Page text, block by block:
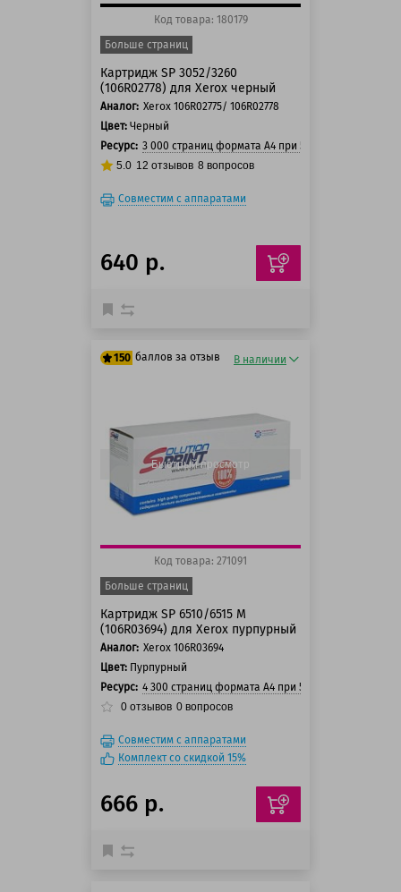
Код товара: 180179
Больше страниц
Картридж SP 3052/3260
(106R02778) для Xerox черный
Аналог: Xerox 106R02775/ 106R02778
Цвет: Черный
Ресурс: 3 000 страниц формата А4 при 5% заполнении
5.0 12 отзывов 8 вопросов
Совместим с аппаратами
640 р.
150 баллов за отзыв
150 баллов
В наличии
Быстрый просмотр
Код товара: 271091
Больше страниц
Картридж SP 6510/6515 M
(106R03694) для Xerox пурпурный
Аналог: Xerox 106R03694
Цвет: Пурпурный
Ресурс: 4 300 страниц формата А4 при 5% заполнении
0 отзывов 0 вопросов
Совместим с аппаратами
Комплект со скидкой 15%
666 р.